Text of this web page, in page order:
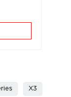
X3